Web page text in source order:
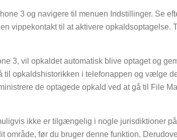
3 og navigere til menuen Indstillinger. Se
vippekontakt til at aktivere opkaldsoptagelse.
3, vil opkaldet automatisk blive optaget og
til opkaldshistorikken i telefonappen og vælge
de optagede opkald ved at gå til File
ikke er tilgængelig i nogle jurisdiktioner
før du bruger denne funktion.